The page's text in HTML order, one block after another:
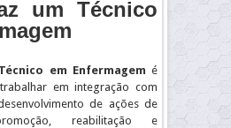
um Técnico
em Enfermagem é
em integração com
de ações de
reabilitação e